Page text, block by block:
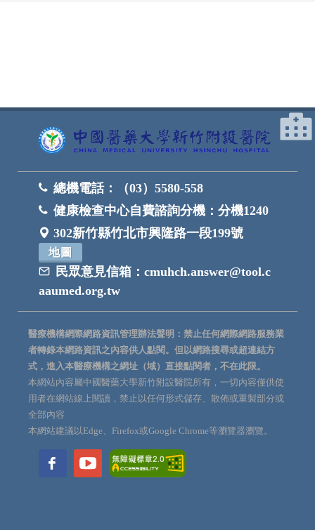
總機電話：
（03）5580-558
健康檢查中心自費諮詢分機： 分機1240
302新竹縣竹北市興隆路一段199號
地圖
民眾意見信箱： cmuhch.answer@tool.c
aaumed.org.tw
醫療機構網際網路資訊管理辦法聲明：禁止任何網際網路服務業
者轉錄本網路資訊之內容供人點閱。但以網路搜尋或超連結方
式，進入本醫療機構之網址（域）直接點閱者，不在此限。
本網站內容屬中國醫藥大學新竹附設醫院所有，一切內容僅供使
用者在網站線上閱讀，禁止以任何形式儲存、散佈或重製部分或
全部內容
本網站建議以Edge、Firefox或Google Chrome等瀏覽器瀏覽。